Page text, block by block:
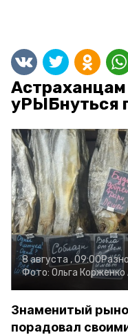
уРЫБнуться
8 августа , 09:00
Фото: Ольга Корженко
Знаменитый
порадовал